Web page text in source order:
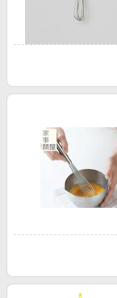
スポーツ・アウト
旅行・レジャー・
金融・マネー・保険
デジタルコンテンツ
ビジネス・その他サ
わくわく夏特集
Qoo10メガポ
Samsung ボーナス
週末の高還元 夏の長